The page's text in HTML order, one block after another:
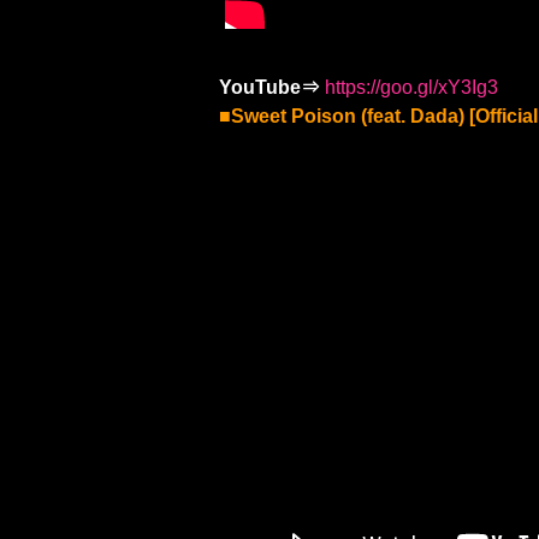
YouTube⇒ https://goo.gl/xY3Ig3
■Sweet Poison (feat. Dada)